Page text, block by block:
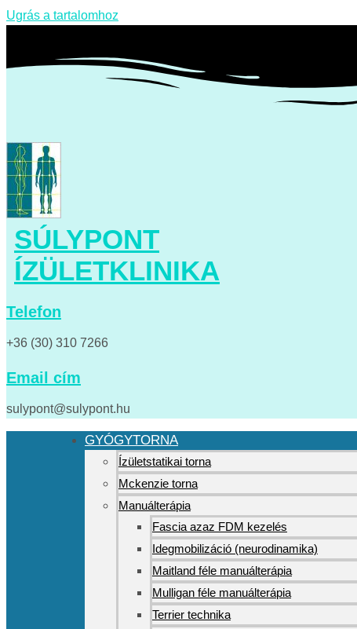
Ugrás a tartalomhoz
SÚLYPONT
ÍZÜLETKLINIKA
Telefon
+36 (30) 310 7266
Email cím
sulypont@sulypont.hu
GYÓGYTORNA
Ízületstatikai torna
Mckenzie torna
Manuálterápia
Fascia azaz FDM kezelés
Idegmobilizáció (neurodinamika)
Maitland féle manuálterápia
Mulligan féle manuálterápia
Terrier technika